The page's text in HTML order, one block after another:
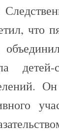
что